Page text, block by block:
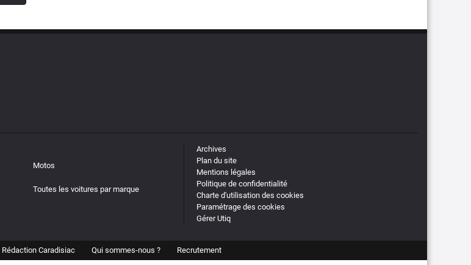
Motos
Toutes les voitures par marque
Archives
Plan du site
Mentions légales
Politique de confidentialité
Charte d'utilisation des cookies
Paramétrage des cookies
Gérer Utiq
Rédaction Caradisiac Qui sommes-nous ? Recrutement